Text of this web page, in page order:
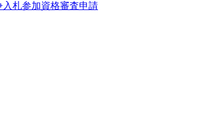
札参加資格審査申請